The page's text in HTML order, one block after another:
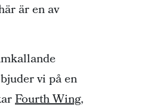
är en av
vi på en
Fourth Wing,